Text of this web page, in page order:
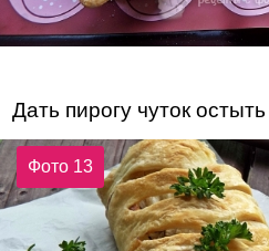
Дать пирогу чуток
Фото 13